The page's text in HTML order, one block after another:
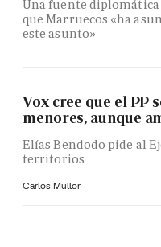
Una fuente diplomática
que Marruecos «ha
este asunto»
Vox cree que el PP
menores, aunque
Elías Bendodo pide al
territorios
Carlos Mullor